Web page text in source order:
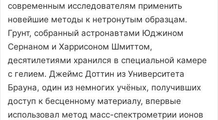
современным исследователям применить
новейшие методы к нетронутым образцам.
Грунт, собранный астронавтами Юджином
Сернаном и Харрисоном Шмиттом,
десятилетиями хранился в специальной камере
с гелием. Джеймс Доттин из Университета
Брауна, один из немногих учёных, получивших
доступ к бесценному материалу, впервые
использовал метод масс-спектрометрии ионов